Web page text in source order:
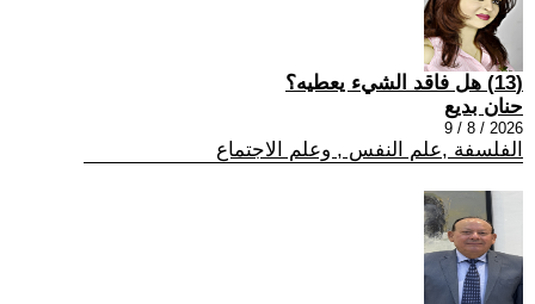
(13) هل فاقد الشيء يعطيه؟
حنان بديع
2026 / 8 / 9
الفلسفة ,علم النفس , وعلم الاجتماع